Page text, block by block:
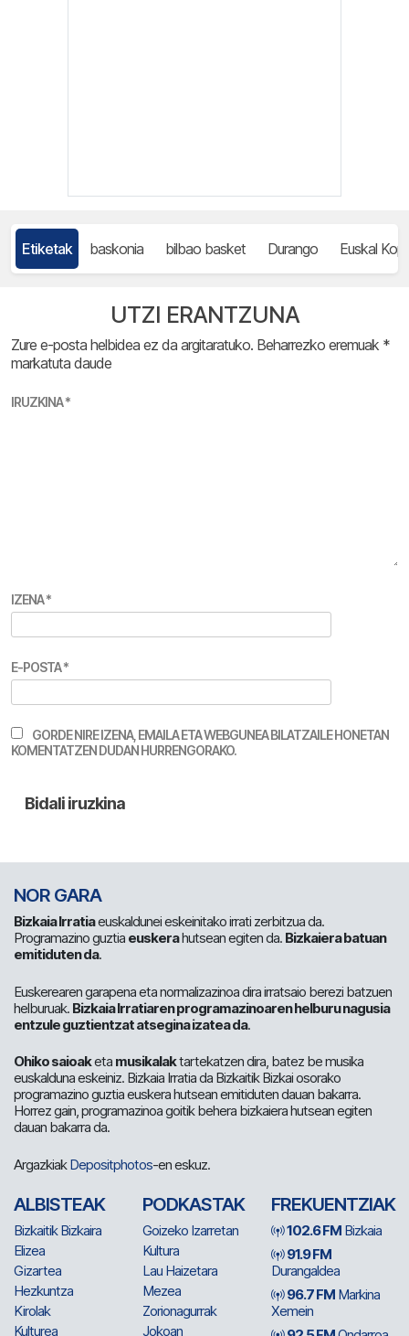
Etiketak baskonia bilbao basket Durango Euskal
UTZI ERANTZUNA
Zure e-posta helbidea ez da argitaratuko. Beharrezko eremuak *
markatuta daude
IRUZKINA*
IZENA*
E-POSTA*
GORDE NIRE IZENA, EMAILA ETA WEBGUNEA BILATZAILE HONETAN
KOMENTATZEN DUDAN HURRENGORAKO.
NOR GARA
Bizkaia Irratiaeuskaldunei eskeinitako irrati zerbitzua da.
Programazino guztia euskerahutsean egiten da. Bizkaiera batuan
emitiduten da.
Euskerearen garapena eta normalizazinoa dira irratsaio berezi batzuen
helburuak. Bizkaia Irratiaren programazinoaren helburu nagusia
entzule guztientzat atsegina izatea da.
Ohiko saioaketa musikalaktartekatzen dira, batez be musika
euskalduna eskeiniz. Bizkaia Irratia da Bizkaitik Bizkai osorako
programazino guztia euskera hutsean emitiduten dauan bakarra.
Horrez gain, programazinoa goitik behera bizkaiera hutsean egiten
dauan bakarra da.
ArgazkiakDepositphotos-en eskuz.
ALBISTEAK
Bizkaitik Bizkaira
Elizea
Gizartea
Hezkuntza
Kirolak
Kulturea
PODKASTAK
Goizeko Izarretan
Kultura
Lau Haizetara
Mezea
Zorionagurrak
Jokoan
FREKUENTZIAK
102.6 FM Bizkaia
91.9 FM
Durangaldea
96.7 FM Markina
Xemein